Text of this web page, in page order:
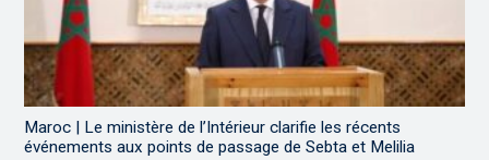
Maroc | Le ministère de l’Intérieur clarifie les récents
événements aux points de passage de Sebta et Melilia